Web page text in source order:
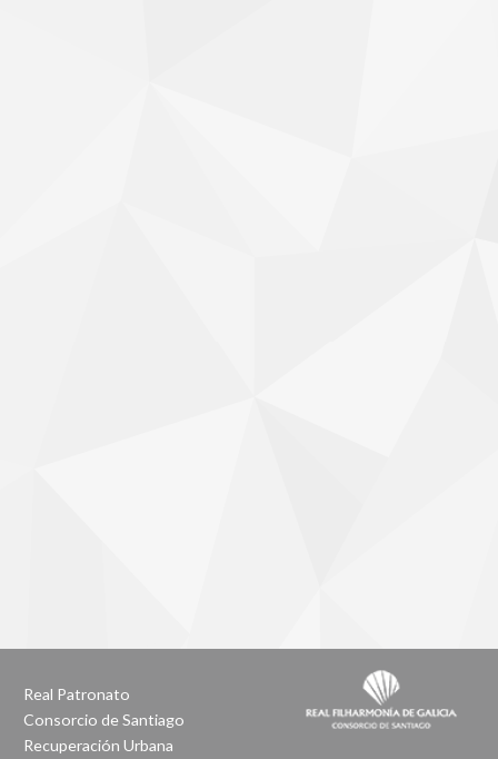
Real Patronato
Consorcio de Santiago
Recuperación Urbana